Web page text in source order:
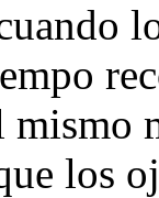
mismo
los